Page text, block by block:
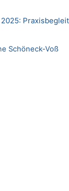
2025:
Schöneck-Voß